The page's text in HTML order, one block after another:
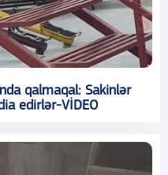
qalmaqal: Sakinlər
edirlər-VİDEO